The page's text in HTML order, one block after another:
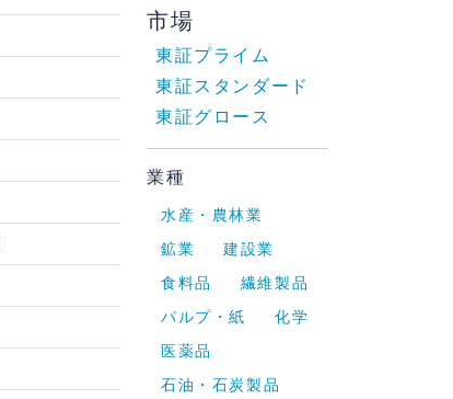
市場
東証プライム
東証スタンダード
東証グロース
業種
水産・農林業
鉱業
建設業
食料品
繊維製品
パルプ・紙
化学
医薬品
石油・石炭製品